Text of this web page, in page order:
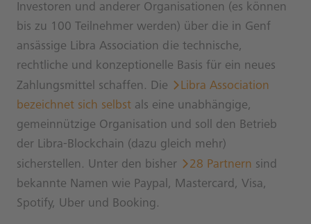
Investoren und anderer Organisationen (es können
bis zu 100 Teilnehmer werden) über die in Genf
ansässige Libra Association die technische,
rechtliche und konzeptionelle Basis für ein neues
Zahlungsmittel schaffen. Die
Libra Association
bezeichnet sich selbst als eine unabhängige,
gemeinnützige Organisation und soll den Betrieb
der Libra-Blockchain (dazu gleich mehr)
sicherstellen. Unter den bisher
28 Partnern sind
bekannte Namen wie Paypal, Mastercard, Visa,
Spotify, Uber und Booking.